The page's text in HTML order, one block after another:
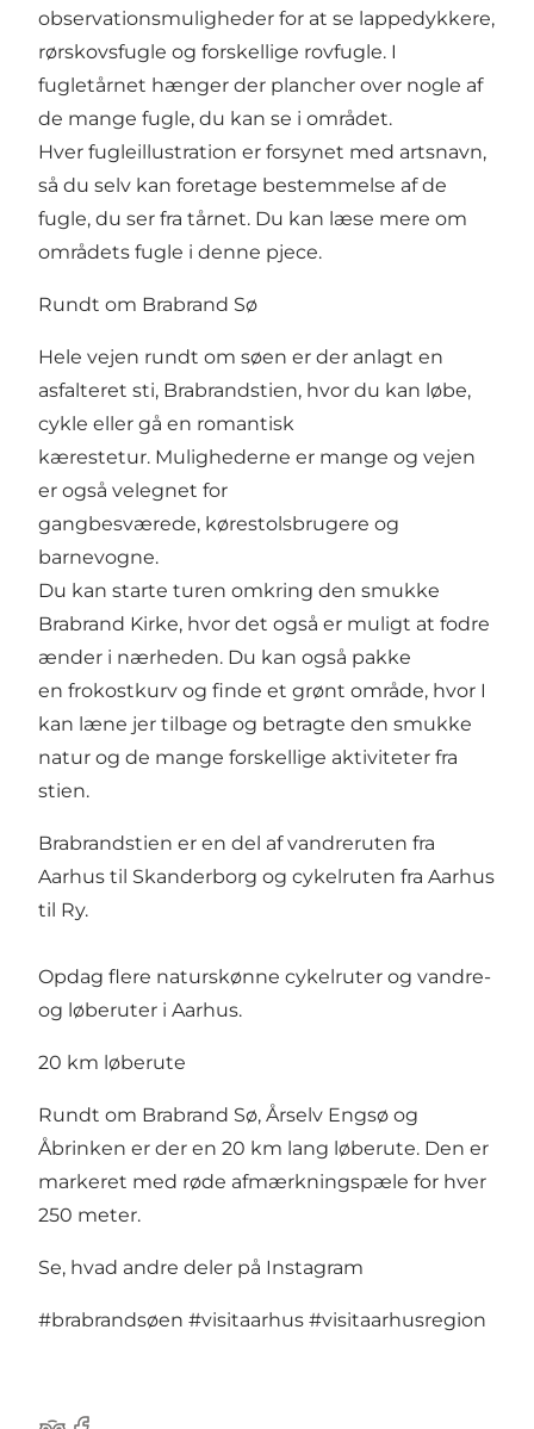
observationsmuligheder for at se lappedykkere,
rørskovsfugle og forskellige rovfugle. I
fugletårnet hænger der plancher over nogle af
de mange fugle, du kan se i området.
Hver fugleillustration er forsynet med artsnavn,
så du selv kan foretage bestemmelse af de
fugle, du ser fra tårnet. Du kan læse mere om
områdets fugle i denne pjece.
Rundt om Brabrand Sø
Hele vejen rundt om søen er der anlagt en
asfalteret sti, Brabrandstien, hvor du kan løbe,
cykle eller gå en romantisk
kærestetur. Mulighederne er mange og vejen
er også velegnet for
gangbesværede, kørestolsbrugere og
barnevogne.
Du kan starte turen omkring den smukke
Brabrand Kirke, hvor det også er muligt at fodre
ænder i nærheden. Du kan også pakke
en frokostkurv og finde et grønt område, hvor I
kan læne jer tilbage og betragte den smukke
natur og de mange forskellige aktiviteter fra
stien.
Brabrandstien er en del af vandreruten fra
Aarhus til Skanderborg og cykelruten fra Aarhus
til Ry.
Opdag flere naturskønne cykelruter og vandre-
og løberuter i Aarhus.
20 km løberute
Rundt om Brabrand Sø, Årselv Engsø og
Åbrinken er der en 20 km lang løberute. Den er
markeret med røde afmærkningspæle for hver
250 meter.
Se, hvad andre deler på Instagram
#brabrandsøen #visitaarhus #visitaarhusregion